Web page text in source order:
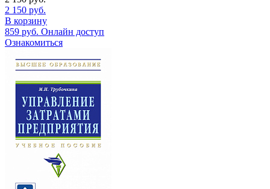
2 150 руб.
В корзину
859 руб. Онлайн доступ
Ознакомиться